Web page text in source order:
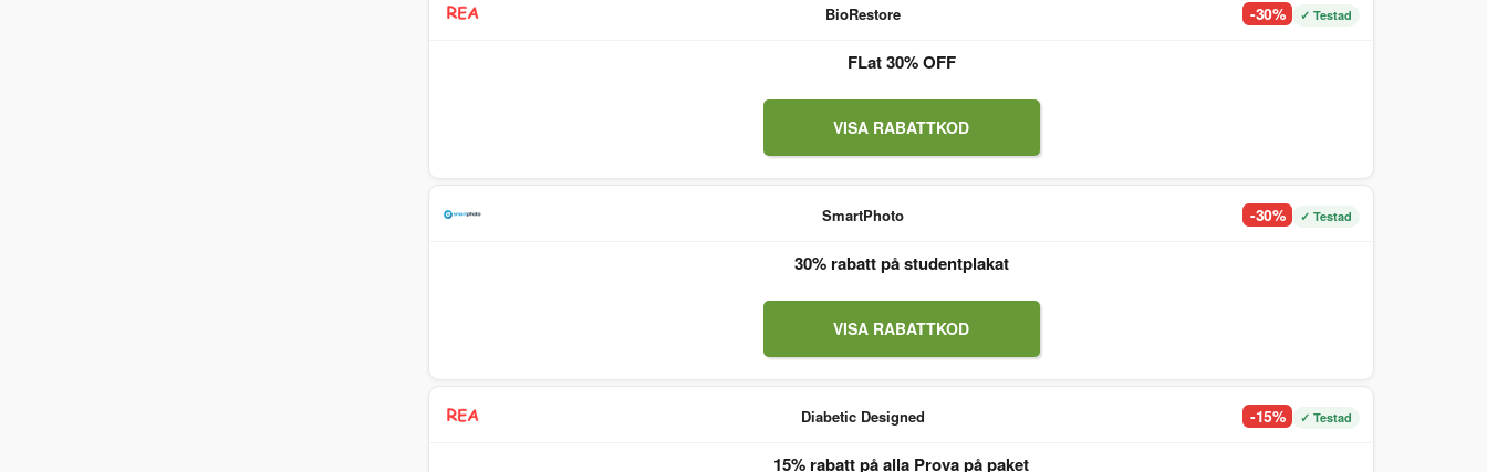
BioRestore -30% ✓ Testad
FLat 30% OFF
VISA RABATTKOD
SmartPhoto -30% ✓ Testad
30% rabatt på studentplakat
VISA RABATTKOD
Diabetic Designed -15% ✓ Testad
15% rabatt på alla Prova på paket